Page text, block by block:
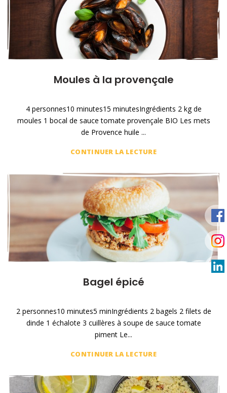
Moules à la provençale
4 personnes10 minutes15 minutesIngrédients 2 kg de
moules 1 bocal de sauce tomate provençale BIO Les mets
de Provence huile ...
CONTINUER LA LECTURE
Bagel épicé
2 personnes10 minutes5 minIngrédients 2 bagels 2 filets de
dinde 1 échalote 3 cuillères à soupe de sauce tomate
piment Le...
CONTINUER LA LECTURE